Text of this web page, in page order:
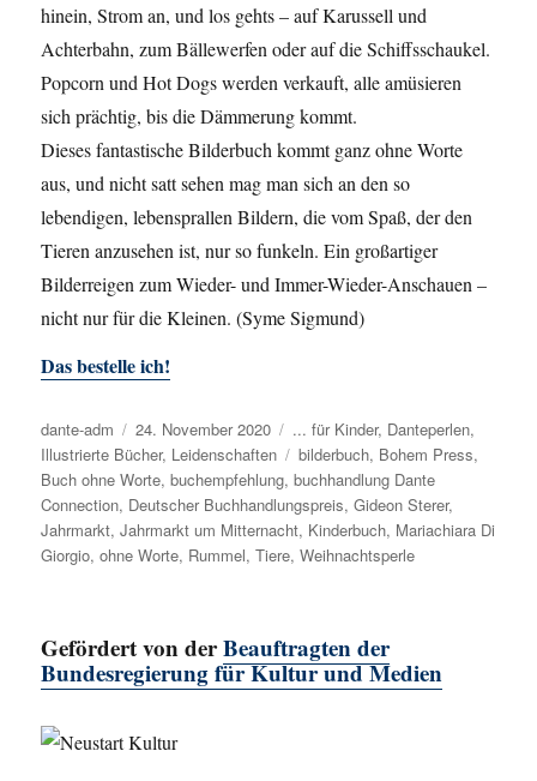
hinein, Strom an, und los gehts – auf Karussell und
Achterbahn, zum Bällewerfen oder auf die Schiffsschaukel.
Popcorn und Hot Dogs werden verkauft, alle amüsieren
sich prächtig, bis die Dämmerung kommt.
Dieses fantastische Bilderbuch kommt ganz ohne Worte
aus, und nicht satt sehen mag man sich an den so
lebendigen, lebensprallen Bildern, die vom Spaß, der den
Tieren anzusehen ist, nur so funkeln. Ein großartiger
Bilderreigen zum Wieder- und Immer-Wieder-Anschauen –
nicht nur für die Kleinen. (Syme Sigmund)
Das bestelle ich!
Autor
dante-adm
Veröffentlicht
am
24. November 2020 Kategorien
... für Kinder, Danteperlen,
Illustrierte Bücher, Leidenschaften Schlagwörter
bilderbuch, Bohem Press,
Buch ohne Worte,buchempfehlung,buchhandlung Dante
Connection, Deutscher Buchhandlungspreis,Gideon Sterer,
Jahrmarkt,Jahrmarkt um Mitternacht, Kinderbuch, Mariachiara Di
Giorgio,ohne Worte, Rummel,Tiere,Weihnachtsperle
Gefördert von derBeauftragten der
Bundesregierung für Kultur und Medien